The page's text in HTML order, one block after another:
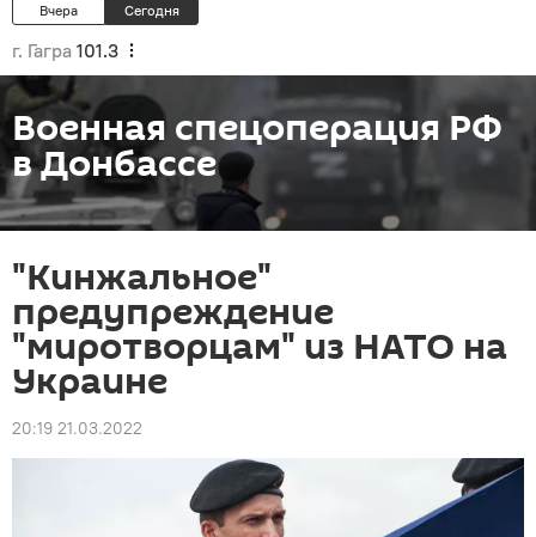
Вчера Сегодня
г. Гагра 101.3
Военная спецоперация РФ
в Донбассе
"Кинжальное"
предупреждение
"миротворцам" из НАТО на
Украине
20:19 21.03.2022